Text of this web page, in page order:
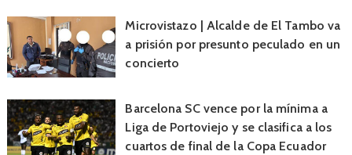
Microvistazo | Alcalde de El Tambo va
a prisión por presunto peculado en un
concierto
Barcelona SC vence por la mínima a
Liga de Portoviejo y se clasifica a los
cuartos de final de la Copa Ecuador